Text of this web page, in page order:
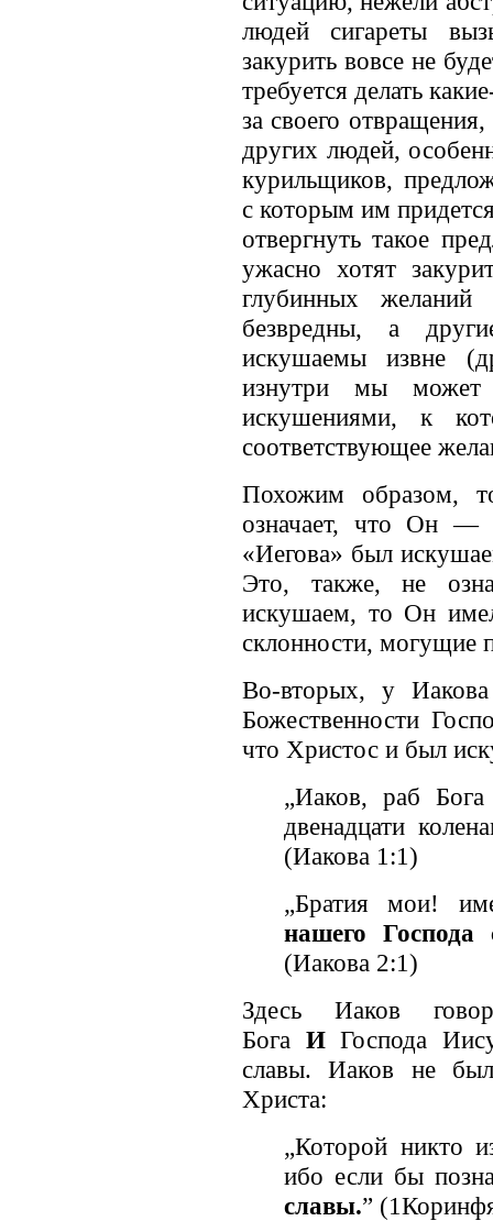
людей сигареты
закурить вовсе не
требуется делать
за своего
других людей,
курильщиков,
с которым им
отвергнуть такое
ужасно хотят
глубинных
безвредны, а
искушаемы извне
изнутри мы может
искушениями, к
соответствующее
Похожим образом,
означает, что Он —
«Иегова» был
Это, также, не
искушаем, то Он
склонности, могущие
Во-вторых, у
Божественности
что Христос и был
„Иаков, раб
двенадцати
(Иакова 1:1)
„Братия мои!
нашего
(Иакова 2:1)
Здесь Иаков
Бога ИГоспода
славы. Иаков не
Христа:
„Которой никто
ибо если бы
славы.”